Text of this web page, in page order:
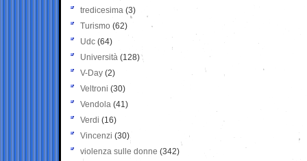
tredicesima (3)
Turismo (62)
Udc (64)
Università (128)
V-Day (2)
Veltroni (30)
Vendola (41)
Verdi (16)
Vincenzi (30)
violenza sulle donne (342)